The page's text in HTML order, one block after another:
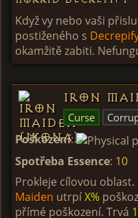
Když vy nebo vaši
postiženého s
okamžitě zabiti.
Iron
Curse
Poškození:
Spotřeba Essence: 10
Prokleje cílovou
Maiden utrpíX%
přímé poškození. Trvá